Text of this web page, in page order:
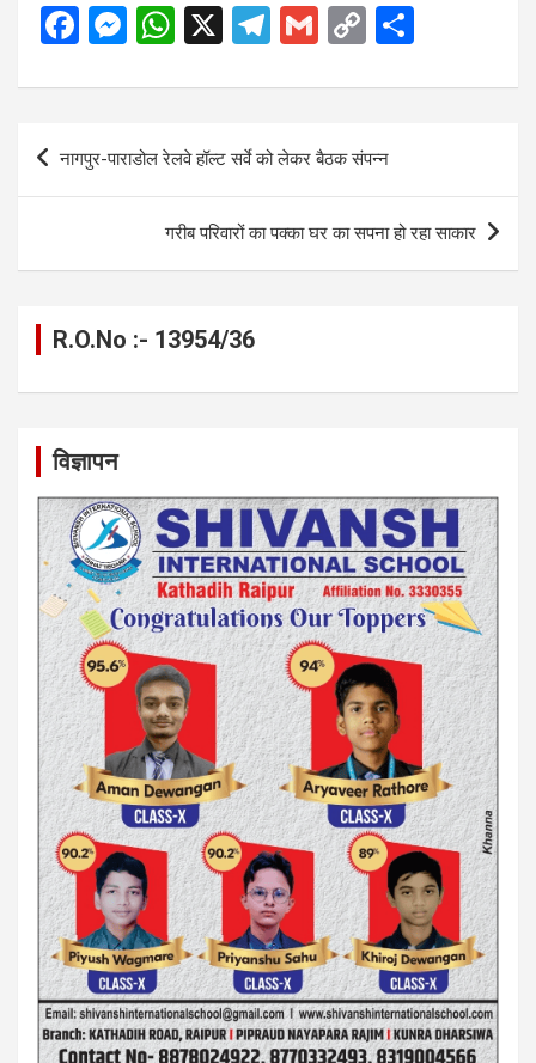
F
ce
o
M
se
n
g
W
at
s
A
p
p
X
T
e
gr
a
m
G
ail
C
py
n
k
ar
Post
navigation
नागपुर-पाराडोल रेलवे हॉल्ट सर्वे को लेकर बैठक संपन्न
गरीब परिवारों का पक्का घर का सपना हो रहा साकार
R.O.No :- 13954/36
विज्ञापन